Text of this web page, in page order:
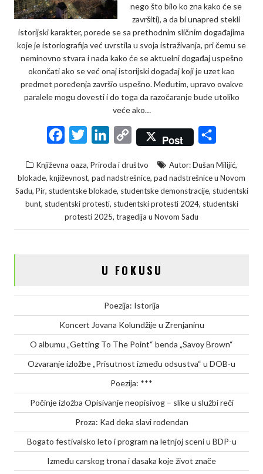
nego što bilo ko zna kako će se
završiti), a da bi unapred stekli
istorijski karakter, porede se sa prethodnim sličnim događajima
koje je istoriografija već uvrstila u svoja istraživanja, pri čemu se
neminovno stvara i nada kako će se aktuelni događaj uspešno
okončati ako se već onaj istorijski događaj koji je uzet kao
predmet poređenja završio uspešno. Međutim, upravo ovakve
paralele mogu dovesti i do toga da razočaranje bude utoliko
veće ako…
c
e
b
o
i
t
t
e
n
k
e
d
C
p
y
L
i
Post
a
r
e
Književna oaza, Priroda i društvo Autor: Dušan Milijić,
blokade, književnost, pad nadstrešnice, pad nadstrešnice u Novom
Sadu, Pir, studentske blokade, studentske demonstracije, studentski
bunt, studentski protesti, studentski protesti 2024, studentski
protesti 2025, tragedija u Novom Sadu
U FOKUSU
Poezija: Istorija
Koncert Jovana Kolundžije u Zrenjaninu
O albumu „Getting To The Point“ benda „Savoy Brown“
Ozvaranje izložbe „Prisutnost između odsustva“ u DOB-u
Poezija: ***
Počinje izložba Opisivanje neopisivog – slike u službi reči
Proza: Kad deka slavi rođendan
Bogato festivalsko leto i program na letnjoj sceni u BDP-u
Između carskog trona i dasaka koje život znače